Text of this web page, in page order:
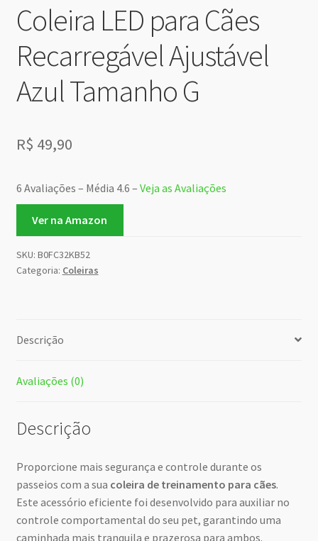
Coleira LED para Cães
Recarregável Ajustável
Azul Tamanho G
R$ 49,90
6 Avaliações – Média 4.6 – Veja as Avaliações
Ver na Amazon
SKU: B0FC32KB52
Categoria: Coleiras
Descrição
Avaliações (0)
Descrição
Proporcione mais segurança e controle durante os
passeios com a sua coleira de treinamento para cães.
Este acessório eficiente foi desenvolvido para auxiliar no
controle comportamental do seu pet, garantindo uma
caminhada mais tranquila e prazerosa para ambos.